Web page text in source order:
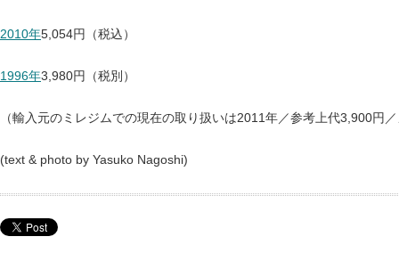
2010年5,054円（税込）
1996年3,980円（税別）
（輸入元のミレジムでの現在の取り扱いは2011年／参考上代3,900円
(text & photo by Yasuko Nagoshi)